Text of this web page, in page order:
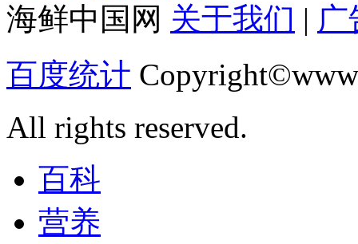
海鲜中国网 关于我们 | 广
百度统计
All rights reserved.
百科
营养